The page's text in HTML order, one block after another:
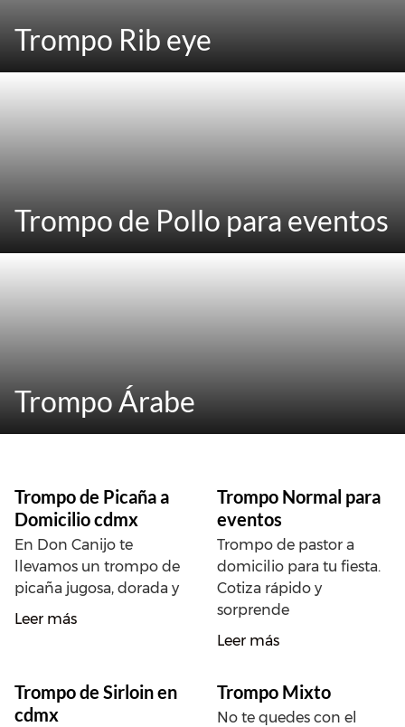
Trompo Rib eye
Trompo de Pollo para eventos
Trompo Árabe
Trompo de Picaña a
Domicilio cdmx
En Don Canijo te
llevamos un trompo de
picaña jugosa, dorada y
Leer más
Trompo Normal para
eventos
Trompo de pastor a
domicilio para tu fiesta.
Cotiza rápido y
sorprende
Leer más
Trompo de Sirloin en
cdmx
Trompo Mixto
No te quedes con el